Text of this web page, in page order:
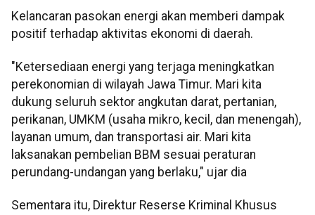
Kelancaran pasokan energi akan memberi dampak
positif terhadap aktivitas ekonomi di daerah.
"Ketersediaan energi yang terjaga meningkatkan
perekonomian di wilayah Jawa Timur. Mari kita
dukung seluruh sektor angkutan darat, pertanian,
perikanan, UMKM (usaha mikro, kecil, dan menengah),
layanan umum, dan transportasi air. Mari kita
laksanakan pembelian BBM sesuai peraturan
perundang-undangan yang berlaku," ujar dia
Sementara itu, Direktur Reserse Kriminal Khusus